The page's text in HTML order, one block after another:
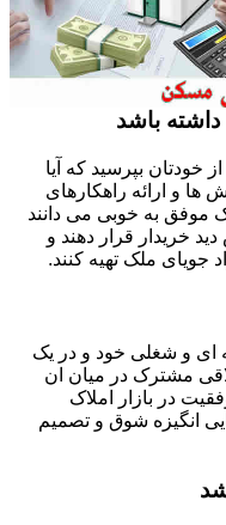
باشد
خودتان بپرسید که آیا
ها و ارائه راهکارهای
موفق به خوبی می دانند
خریدار قرار دهند و
جویای ملک تهیه کنند.
و شغلی خود و در یک
مشترک در میان ان
در بازار املاک
انگیزه شوق و تصمیم